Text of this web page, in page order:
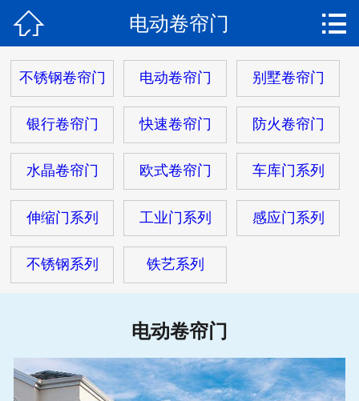
关于我们
产品中心
新闻动态
客户服务
 电动卷帘门 
不锈钢卷帘门 电动卷帘门 别墅卷帘门
银行卷帘门 快速卷帘门 防火卷帘门
水晶卷帘门 欧式卷帘门 车库门系列
伸缩门系列 工业门系列 感应门系列
不锈钢系列 铁艺系列
电动卷帘门